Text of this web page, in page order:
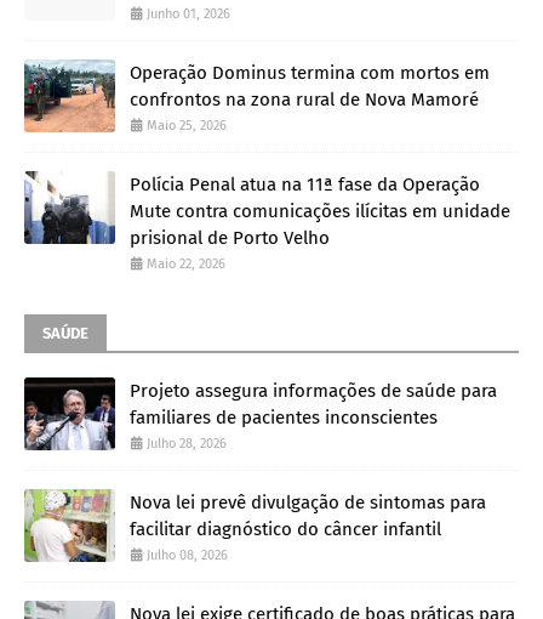
Junho 01, 2026
Operação Dominus termina com mortos em
confrontos na zona rural de Nova Mamoré
Maio 25, 2026
Polícia Penal atua na 11ª fase da Operação
Mute contra comunicações ilícitas em unidade
prisional de Porto Velho
Maio 22, 2026
SAÚDE
Projeto assegura informações de saúde para
familiares de pacientes inconscientes
Julho 28, 2026
Nova lei prevê divulgação de sintomas para
facilitar diagnóstico do câncer infantil
Julho 08, 2026
Nova lei exige certificado de boas práticas para